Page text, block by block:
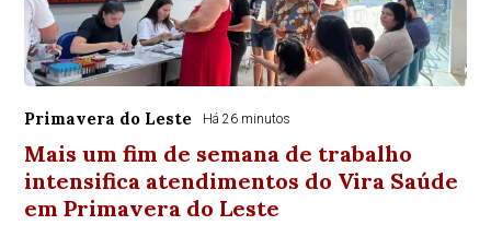
Primavera do Leste Há 26 minutos
Mais um fim de semana de trabalho
intensifica atendimentos do Vira Saúde
em Primavera do Leste